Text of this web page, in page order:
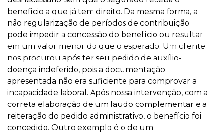
benefício a que já tem direito. Da mesma forma, a
não regularização de períodos de contribuição
pode impedir a concessão do benefício ou resultar
em um valor menor do que o esperado. Um cliente
nos procurou após ter seu pedido de auxílio-
doença indeferido, pois a documentação
apresentada não era suficiente para comprovar a
incapacidade laboral. Após nossa intervenção, com a
correta elaboração de um laudo complementar e a
reiteração do pedido administrativo, o benefício foi
concedido. Outro exemplo é o de um